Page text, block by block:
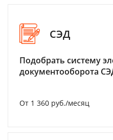
СЭД
Подобрать систему
документооборота
От 1 360 руб./месяц